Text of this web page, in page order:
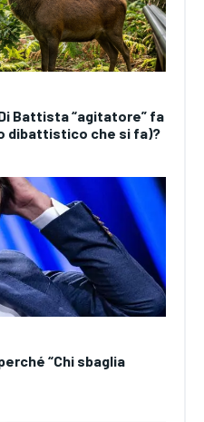
Battista “agitatore” fa
dibattistico che si fa)?
“Chi sbaglia